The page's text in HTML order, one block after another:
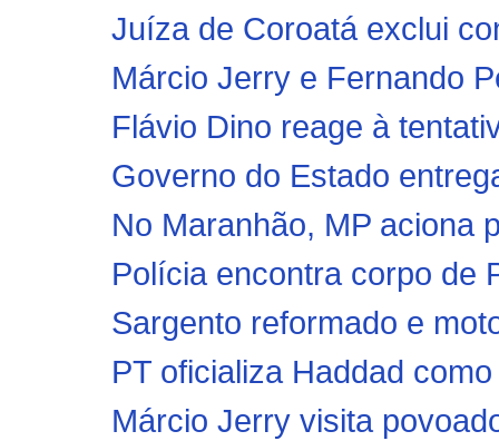
Juíza de Coroatá exclui
Márcio Jerry e Fernando
Flávio Dino reage à
Governo do Estado
No Maranhão, MP aciona
Polícia encontra corpo de
Sargento reformado e
PT oficializa Haddad
Márcio Jerry visita